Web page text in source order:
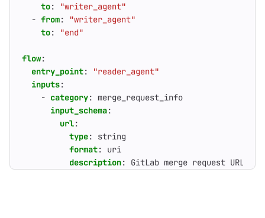
to:
"writer_agent"
- from:
"writer_agent"
to: "end"
flow:
entry_point:
"reader_agent"
inputs:
- category: merge_request_info
input_schema:
url:
type:
string
format:
uri
description: GitLab merge request URL